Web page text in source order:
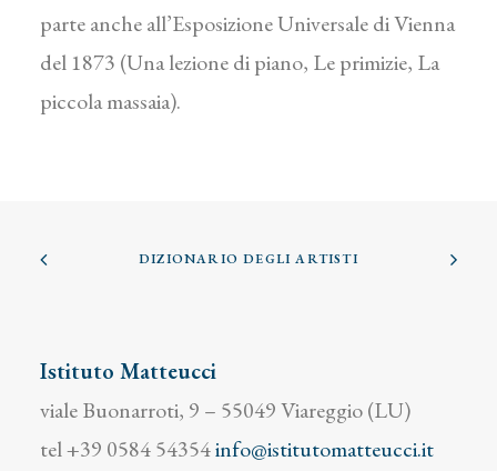
parte anche all’Esposizione Universale di Vienna
del 1873 (Una lezione di piano, Le primizie, La
piccola massaia).
DIZIONARIO DEGLI ARTISTI
Istituto Matteucci
viale Buonarroti, 9 – 55049 Viareggio (LU)
tel +39 0584 54354info@istitutomatteucci.it